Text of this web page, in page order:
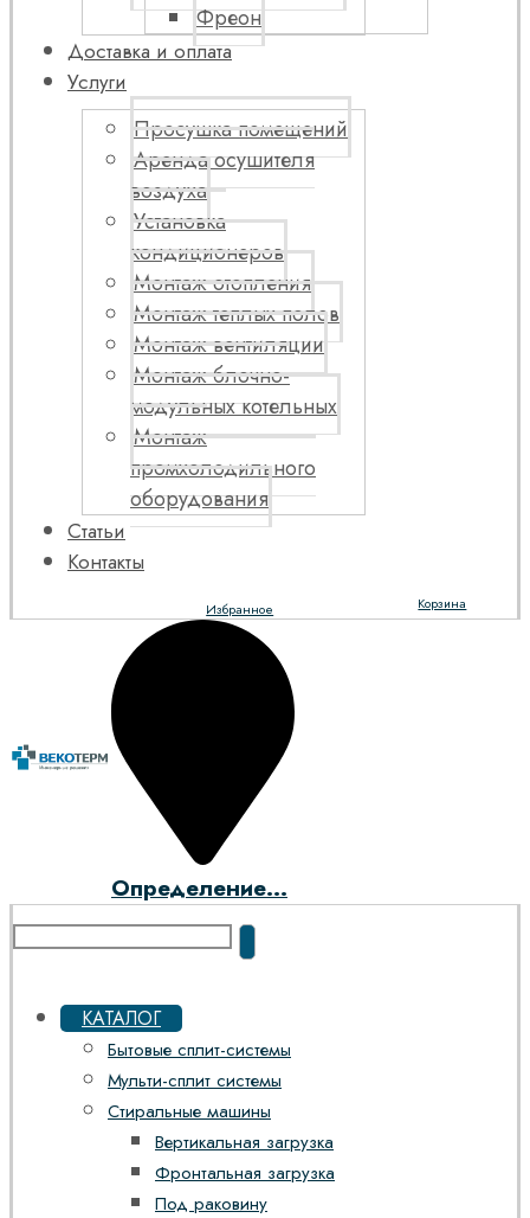
Фреон
Доставка и оплата
Услуги
Просушка помещений
Аренда осушителя
воздуха
Установка
кондиционеров
Монтаж отопления
Монтаж теплых полов
Монтаж вентиляции
Монтаж блочно-
модульных котельных
Монтаж
промхолодильного
оборудования
Статьи
Контакты
Корзина
Избранное
Определение...
КАТАЛОГ
Бытовые сплит-системы
Мульти-сплит системы
Стиральные машины
Вертикальная загрузка
Фронтальная загрузка
Под раковину